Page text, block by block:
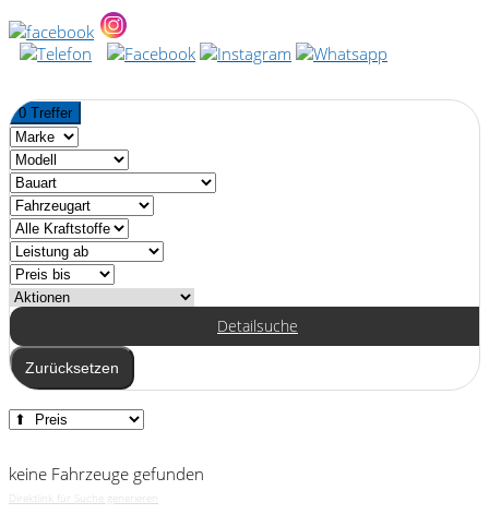
0 Treffer
Detailsuche
Zurücksetzen
keine Fahrzeuge gefunden
Direktlink für Suche generieren